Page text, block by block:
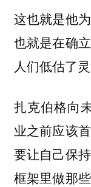
这也就是他
也就是在确
人们低估了
扎克伯格向
业之前应该
要让自己保
框架里做那